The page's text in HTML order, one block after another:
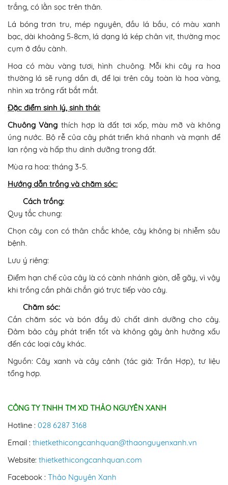
trắng, có lằn sọc trên thân.
Lá bóng trơn tru, mép nguyên, đầu lá bầu, có màu xanh
bạc, dài khoảng 5-8cm, lá dạng lá kép chân vịt, thường mọc
cụm ở đầu cành.
Hoa có màu vàng tươi, hình chuông. Mỗi khi cây ra hoa
thường lá sẽ rụng dần đi, để lại trên cây toàn là hoa vàng,
nhìn xa trông rất bắt mắt.
Đặc điểm sinh lý, sinh thái:
Chuông Vàng thích hợp là đất tơi xốp, màu mỡ và không
úng nước. Bộ rễ của cây phát triển khá nhanh và mạnh để
lan rộng và hấp thu dinh dưỡng trong đất.
Mùa ra hoa: tháng 3-5.
Hướng dẫn trồng và chăm sóc:
Cách trồng:
Quy tắc chung:
Chọn cây con có thân chắc khỏe, cây không bị nhiễm sâu
bệnh.
Lưu ý riêng:
Điểm hạn chế của cây là có cành nhánh giòn, dễ gãy, vì vậy
khi trồng cần phải chắn gió trực tiếp vào cây.
Chăm sóc:
Cần chăm sóc và bón đầy đủ chất dinh dưỡng cho cây.
Đảm bảo cây phát triển tốt và không gây ảnh hưởng xấu
đến các loại cây khác.
Nguồn: Cây xanh và cây cảnh (tác giả: Trần Hợp), tư liệu
tổng hợp.
CÔNG TY TNHH TM XD THẢO NGUYÊN XANH
Hotline : 028 6287 3168
Email : thietkethicongcanhquan@thaonguyenxanh.vn
Website: thietkethicongcanhquan.com
Facebook : Thảo Nguyên Xanh